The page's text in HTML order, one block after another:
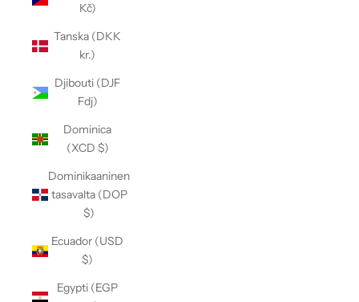
Kč)
Tanska (DKK
kr.)
Djibouti (DJF
Fdj)
Dominica
(XCD $)
Dominikaaninen
tasavalta (DOP
$)
Ecuador (USD
$)
Egypti (EGP